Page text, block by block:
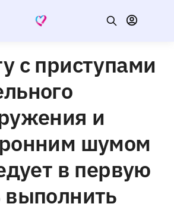
с приступами
и
шумом
в первую
выполнить